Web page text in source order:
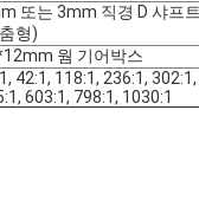
또는 3mm 직경 D 샤프
형)
웜 기어박스
42:1, 118:1, 236:1, 302:1,
603:1, 798:1, 1030:1